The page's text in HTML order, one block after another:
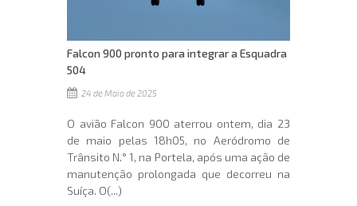
Falcon 900 pronto para integrar a Esquadra
504
24 de Maio de 2025
O avião Falcon 900 aterrou ontem, dia 23
de maio pelas 18h05, no Aeródromo de
Trânsito N.° 1, na Portela, após uma ação de
manutenção prolongada que decorreu na
Suíça. O(...)